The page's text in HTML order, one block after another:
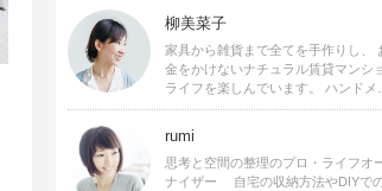
柳美菜子
家具から雑貨まで全てを手作りし、
金をかけないナチュラル賃貸マンシ
ライフを楽しんでいます。 ハンドメイ
ド雑貨やインテリアに関する著書も
ます。
rumi
思考と空間の整理のプロ・ライフオ
ナイザー 自宅の収納方法やDIYで